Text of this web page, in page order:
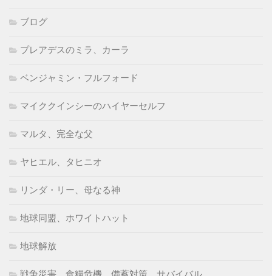
ブログ
プレアデスのミラ、カーラ
ベンジャミン・フルフォード
マイククインシーのハイヤーセルフ
マルタ、完全な父
ヤヒエル、タヒニオ
リンダ・リー、母なる神
地球同盟、ホワイトハット
地球解放